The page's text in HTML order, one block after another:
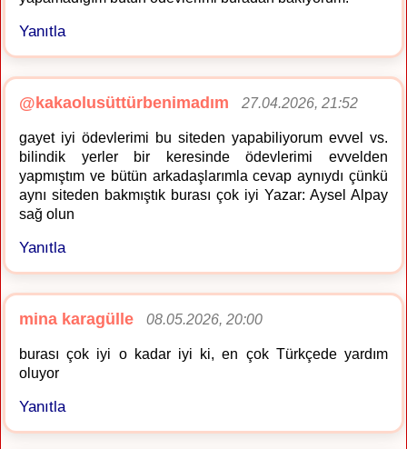
Yanıtla
@kakaolusüttürbenimadım 27.04.2026, 21:52
gayet iyi ödevlerimi bu siteden yapabiliyorum evvel vs.
bilindik yerler bir keresinde ödevlerimi evvelden
yapmıştım ve bütün arkadaşlarımla cevap aynıydı çünkü
aynı siteden bakmıştık burası çok iyi Yazar: Aysel Alpay
sağ olun
Yanıtla
mina karagülle 08.05.2026, 20:00
burası çok iyi o kadar iyi ki, en çok Türkçede yardım
oluyor
Yanıtla